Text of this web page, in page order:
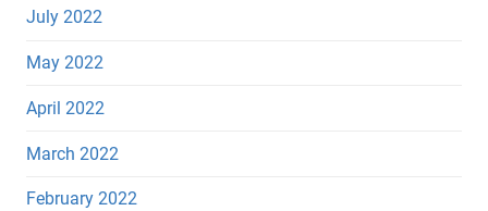
July 2022
May 2022
April 2022
March 2022
February 2022